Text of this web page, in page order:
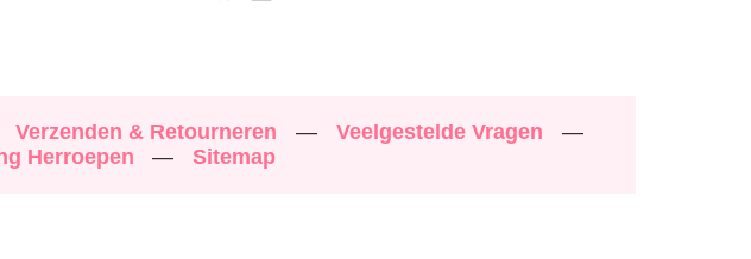
Verzenden & Retourneren — Veelgestelde Vragen
—
Herroepen — Sitemap